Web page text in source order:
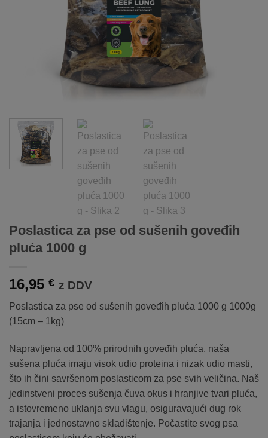
Poslastica za pse od sušenih goveđih
pluća 1000 g
16,95 € z DDV
Poslastica za pse od sušenih goveđih pluća 1000 g 1000g
(15cm – 1kg)
Napravljena od 100% prirodnih goveđih pluća, naša
sušena pluća imaju visok udio proteina i nizak udio masti,
što ih čini savršenom poslasticom za pse svih veličina. Naš
jedinstveni proces sušenja čuva okus i hranjive tvari pluća,
a istovremeno uklanja svu vlagu, osiguravajući dug rok
trajanja i jednostavno skladištenje. Počastite svog psa